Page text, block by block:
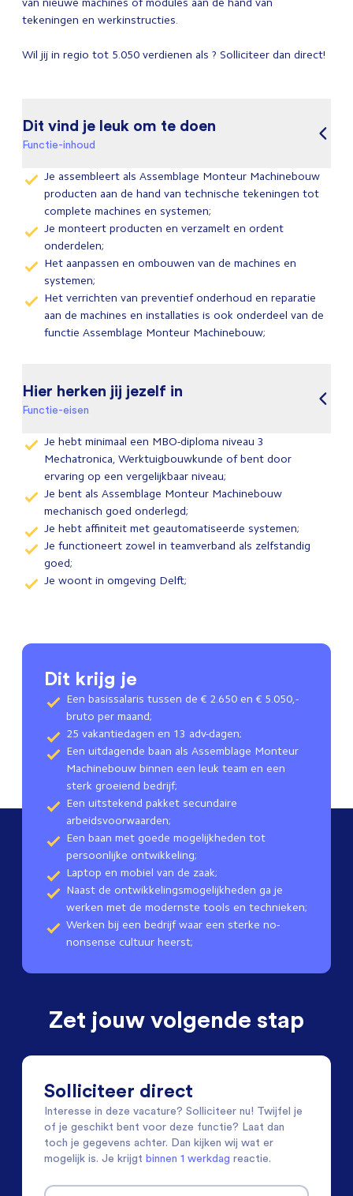
van nieuwe machines of modules aan de hand van
tekeningen en werkinstructies.
Wil jij in regio tot 5.050 verdienen als ? Solliciteer dan direct!
Dit vind je leuk om te doen
Functie-inhoud
Je assembleert als Assemblage Monteur Machinebouw
producten aan de hand van technische tekeningen tot
complete machines en systemen;
Je monteert producten en verzamelt en ordent
onderdelen;
Het aanpassen en ombouwen van de machines en
systemen;
Het verrichten van preventief onderhoud en reparatie
aan de machines en installaties is ook onderdeel van de
functie Assemblage Monteur Machinebouw;
Hier herken jij jezelf in
Functie-eisen
Je hebt minimaal een MBO-diploma niveau 3
Mechatronica, Werktuigbouwkunde of bent door
ervaring op een vergelijkbaar niveau;
Je bent als Assemblage Monteur Machinebouw
mechanisch goed onderlegd;
Je hebt affiniteit met geautomatiseerde systemen;
Je functioneert zowel in teamverband als zelfstandig
goed;
Je woont in omgeving Delft;
Dit krijg je
Een basissalaris tussen de € 2.650 en € 5.050,-
bruto per maand;
25 vakantiedagen en 13 adv-dagen;
Een uitdagende baan als Assemblage Monteur
Machinebouw binnen een leuk team en een
sterk groeiend bedrijf;
Een uitstekend pakket secundaire
arbeidsvoorwaarden;
Een baan met goede mogelijkheden tot
persoonlijke ontwikkeling;
Laptop en mobiel van de zaak;
Naast de ontwikkelingsmogelijkheden ga je
werken met de modernste tools en technieken;
Werken bij een bedrijf waar een sterke no-
nonsense cultuur heerst;
Zet jouw volgende stap
Solliciteer direct
Interesse in deze vacature? Solliciteer nu! Twijfel je
of je geschikt bent voor deze functie? Laat dan
toch je gegevens achter. Dan kijken wij wat er
mogelijk is. Je krijgt binnen 1 werkdag reactie.